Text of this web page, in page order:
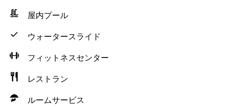
屋内プール
ウォータースライド
フィットネスセンター
レストラン
ルームサービス